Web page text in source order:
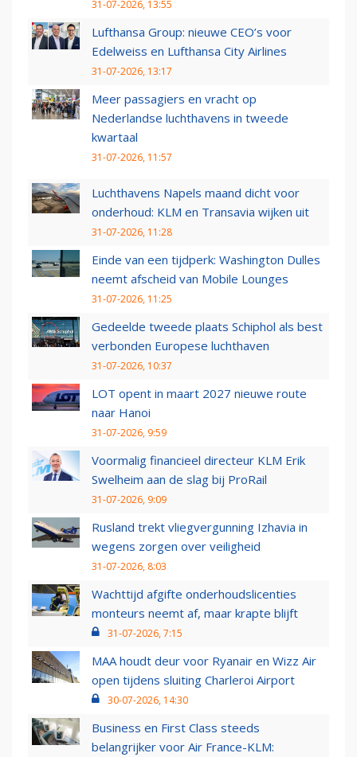
31-07-2026, 13:55
Lufthansa Group: nieuwe CEO’s voor
Edelweiss en Lufthansa City Airlines
31-07-2026, 13:17
Meer passagiers en vracht op
Nederlandse luchthavens in tweede
kwartaal
31-07-2026, 11:57
Luchthavens Napels maand dicht voor
onderhoud: KLM en Transavia wijken uit
31-07-2026, 11:28
Einde van een tijdperk: Washington Dulles
neemt afscheid van Mobile Lounges
31-07-2026, 11:25
Gedeelde tweede plaats Schiphol als best
verbonden Europese luchthaven
31-07-2026, 10:37
LOT opent in maart 2027 nieuwe route
naar Hanoi
31-07-2026, 9:59
Voormalig financieel directeur KLM Erik
Swelheim aan de slag bij ProRail
31-07-2026, 9:09
Rusland trekt vliegvergunning Izhavia in
wegens zorgen over veiligheid
31-07-2026, 8:03
Wachttijd afgifte onderhoudslicenties
monteurs neemt af, maar krapte blijft
31-07-2026, 7:15
MAA houdt deur voor Ryanair en Wizz Air
open tijdens sluiting Charleroi Airport
30-07-2026, 14:30
Business en First Class steeds
belangrijker voor Air France-KLM: